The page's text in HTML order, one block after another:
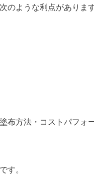
ような利点があります
方法・コストパフォ
す。